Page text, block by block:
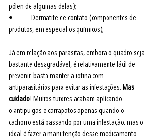
pólen de algumas delas);
•             Dermatite de contato (componentes de
produtos, em especial os químicos);
Já em relação aos parasitas, embora o quadro seja
bastante desagradável, é relativamente fácil de
prevenir; basta manter a rotina com
antiparasitários para evitar as infestações. Mas
cuidado! Muitos tutores acabam aplicando
o antipulgas e carrapatos apenas quando o
cachorro está passando por uma infestação, mas o
ideal é fazer a manutenção desse medicamento